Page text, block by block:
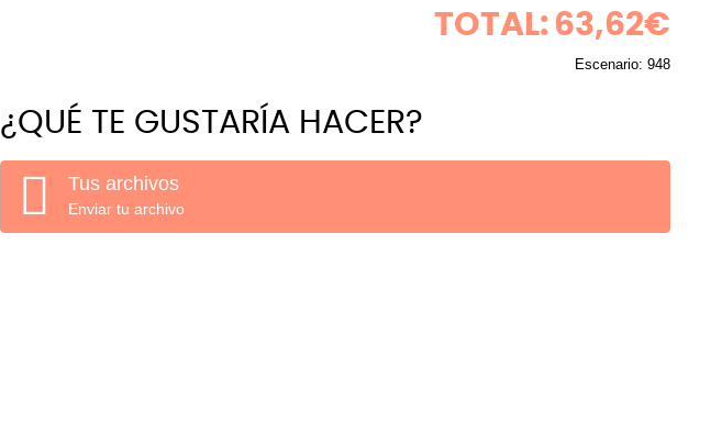
TOTAL: 63,62€
Escenario: 948
¿QUÉ TE GUSTARÍA HACER?
Tus archivos
Enviar tu archivo